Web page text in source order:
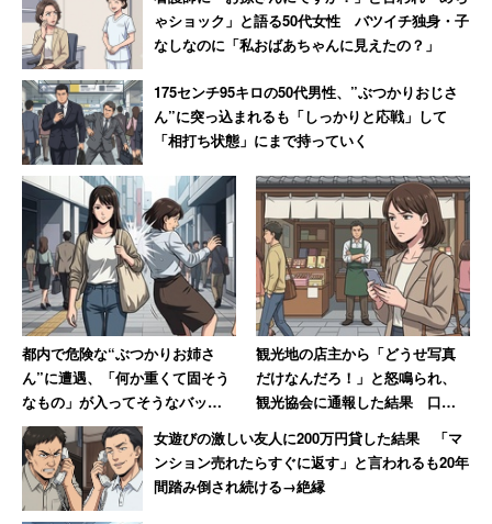
ゃショック」と語る50代女性 バツイチ独身・子
なしなのに「私おばあちゃんに見えたの？」
175センチ95キロの50代男性、”ぶつかりおじさ
ん”に突っ込まれるも「しっかりと応戦」して
「相打ち状態」にまで持っていく
都内で危険な“ぶつかりお姉さ
ん”に遭遇、「何か重くて固そう
なもの」が入ってそうなバッグ
で体当たり 「おぞましい人
種」と語る40代男性
観光地の店主から「どうせ写真
だけなんだろ！」と怒鳴られ、
観光協会に通報した結果 口コ
ミには外国人からの悲痛な声も
【後編】
女遊びの激しい友人に200万円貸した結果 「マ
ンション売れたらすぐに返す」と言われるも20年
間踏み倒され続ける→絶縁